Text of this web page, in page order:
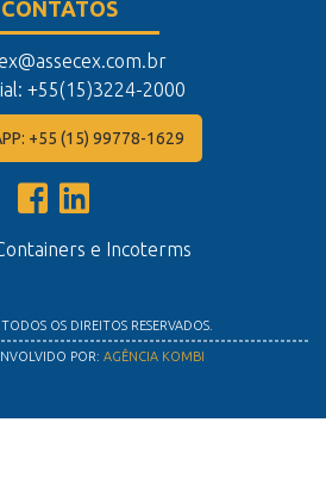
CONTATOS
+55(15)3224-2000
+55 (15) 99778-1629
e Incoterms
OS DIREITOS RESERVADOS.
POR: AGÊNCIA KOMBI